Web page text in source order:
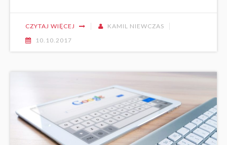
CZYTAJ WIĘCEJ
KAMIL NIEWCZAS
10.10.2017